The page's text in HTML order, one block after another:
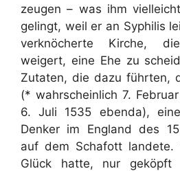
zeugen – was ihm
gelingt, weil er an Syphilis
verknöcherte Kirche,
weigert, eine Ehe zu
Zutaten, die dazu führten,
(* wahrscheinlich 7.
6. Juli 1535 ebenda),
Denker im England des
auf dem Schafott
Glück hatte, nur